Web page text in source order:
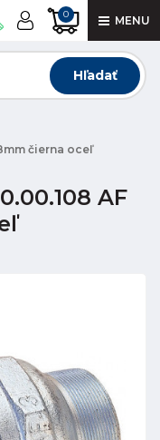
0 MENU
Hľadať
čierna oceľ
AF